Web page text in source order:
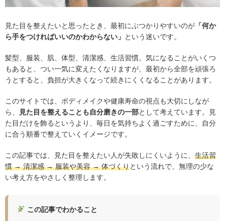
見た目を整えたいと思ったとき、最初にぶつかりやすいのが 「何か
ら手をつければいいのかわからない」 という迷いです。
髪型、服装、肌、体型、清潔感、生活習慣。気になることがいくつ
もあると、つい一気に変えたくなりますが、最初から全部を頑張ろ
うとすると、負担が大きくなって続きにくくなることがあります。
このサイトでは、ボディメイクや健康寿命の視点も大切にしなが
ら、
見た目を整えることも自分磨きの一部として考えています。見
た目だけを飾るというより、毎日を気持ちよく過ごすために、自分
に合う順番で整えていくイメージです。
この記事では、見た目を整えたい人が失敗しにくいように、 生活習
慣 → 清潔感 → 服装や美容 → 体づくりという流れで、無理の少な
い考え方をやさしく整理します。
この記事でわかること